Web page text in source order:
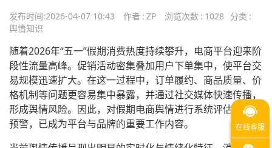
发布时间:2026-04-07 10:43 作者 : ZP 浏览次数 : 1028 分类 :
舆情知识
随着2026年“五一”假期消费热度持续攀升，电商平台迎来阶
段性流量高峰。促销活动密集叠加用户下单集中，使平台交
易规模迅速扩大。在这一过程中，订单履约、商品质量、价
格机制等问题更容易集中暴露，并通过社交媒体快速传播，
形成舆情风险。因此，对假期电商舆情进行系统评估与前置
预警，已成为平台与品牌的重要工作内容。